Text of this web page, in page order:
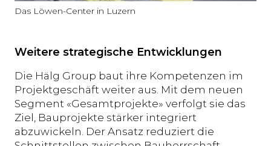
Das Löwen-Center in Luzern
Weitere strategische Entwicklungen
Die Hälg Group baut ihre Kompetenzen im
Projektgeschäft weiter aus. Mit dem neuen
Segment «Gesamtprojekte» verfolgt sie das
Ziel, Bauprojekte stärker integriert
abzuwickeln. Der Ansatz reduziert die